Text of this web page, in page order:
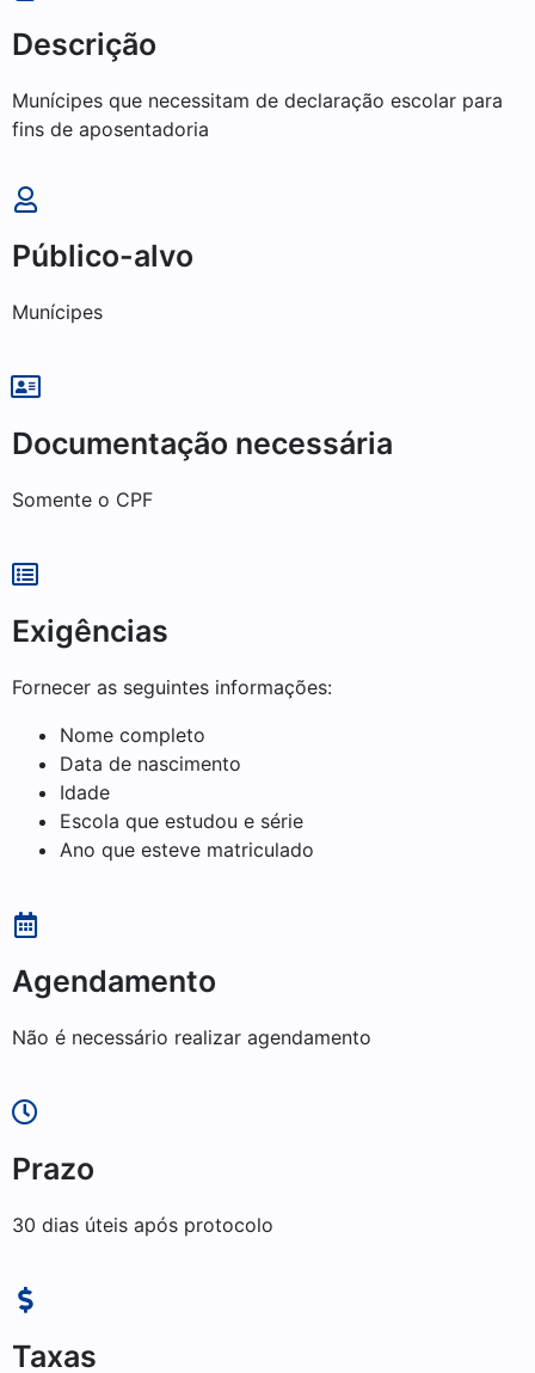
Descrição
Munícipes que necessitam de declaração escolar para
fins de aposentadoria
Público-alvo
Munícipes
Documentação necessária
Somente o CPF
Exigências
Fornecer as seguintes informações:
Nome completo
Data de nascimento
Idade
Escola que estudou e série
Ano que esteve matriculado
Agendamento
Não é necessário realizar agendamento
Prazo
30 dias úteis após protocolo
Taxas